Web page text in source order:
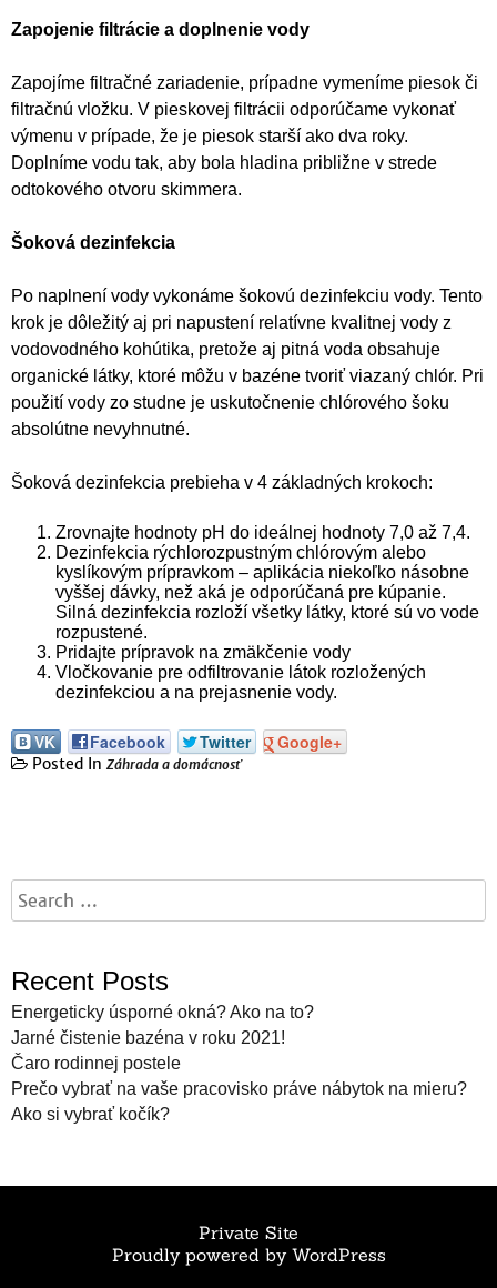
Zapojenie filtrácie a doplnenie vody
Zapojíme filtračné zariadenie, prípadne vymeníme piesok či
filtračnú vložku. V pieskovej filtrácii odporúčame vykonať
výmenu v prípade, že je piesok starší ako dva roky.
Doplníme vodu tak, aby bola hladina približne v strede
odtokového otvoru skimmera.
Šoková dezinfekcia
Po naplnení vody vykonáme šokovú dezinfekciu vody. Tento
krok je dôležitý aj pri napustení relatívne kvalitnej vody z
vodovodného kohútika, pretože aj pitná voda obsahuje
organické látky, ktoré môžu v bazéne tvoriť viazaný chlór. Pri
použití vody zo studne je uskutočnenie chlórového šoku
absolútne nevyhnutné.
Šoková dezinfekcia prebieha v 4 základných krokoch:
Zrovnajte hodnoty pH do ideálnej hodnoty 7,0 až 7,4.
Dezinfekcia rýchlorozpustným chlórovým alebo
kyslíkovým prípravkom – aplikácia niekoľko násobne
vyššej dávky, než aká je odporúčaná pre kúpanie.
Silná dezinfekcia rozloží všetky látky, ktoré sú vo vode
rozpustené.
Pridajte prípravok na zmäkčenie vody
Vločkovanie pre odfiltrovanie látok rozložených
dezinfekciou a na prejasnenie vody.
VK Facebook Twitter Google+
Posted In Záhrada a domácnosť
Recent Posts
Energeticky úsporné okná? Ako na to?
Jarné čistenie bazéna v roku 2021!
Čaro rodinnej postele
Prečo vybrať na vaše pracovisko práve nábytok na mieru?
Ako si vybrať kočík?
Private Site
Proudly powered by WordPress